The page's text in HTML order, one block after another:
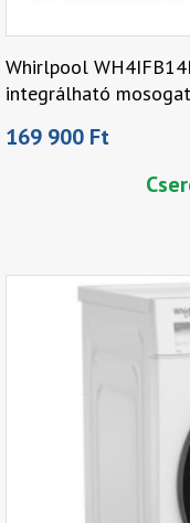
Whirlpool
integrálható
169 900 Ft